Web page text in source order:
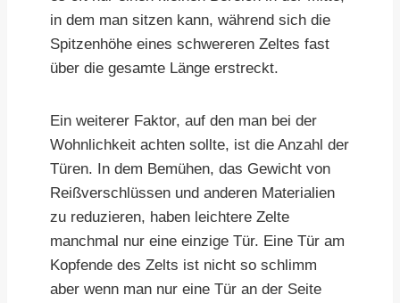
in dem man sitzen kann, während sich die
Spitzenhöhe eines schwereren Zeltes fast
über die gesamte Länge erstreckt.
Ein weiterer Faktor, auf den man bei der
Wohnlichkeit achten sollte, ist die Anzahl der
Türen. In dem Bemühen, das Gewicht von
Reißverschlüssen und anderen Materialien
zu reduzieren, haben leichtere Zelte
manchmal nur eine einzige Tür. Eine Tür am
Kopfende des Zelts ist nicht so schlimm
aber wenn man nur eine Tür an der Seite